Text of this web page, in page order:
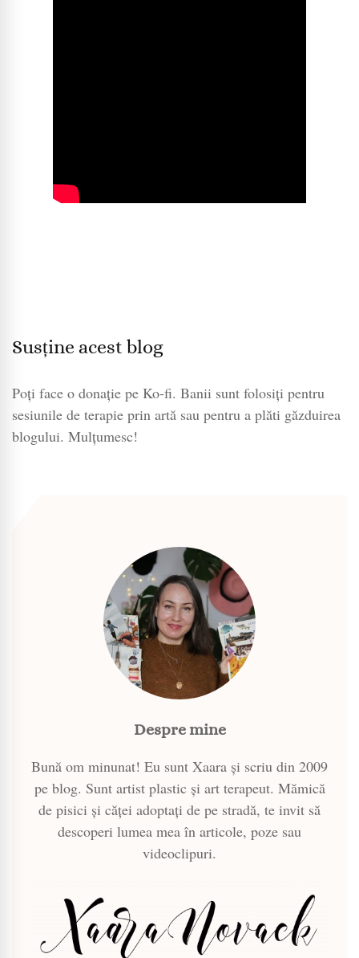
Susține acest blog
Poți face o donație pe Ko-fi. Banii sunt folosiți pentru
sesiunile de terapie prin artă sau pentru a plăti găzduirea
blogului. Mulțumesc!
Despre mine
Bună om minunat! Eu sunt Xaara și scriu din 2009
pe blog. Sunt artist plastic și art terapeut. Mămică
de pisici și căței adoptați de pe stradă, te invit să
descoperi lumea mea în articole, poze sau
videoclipuri.